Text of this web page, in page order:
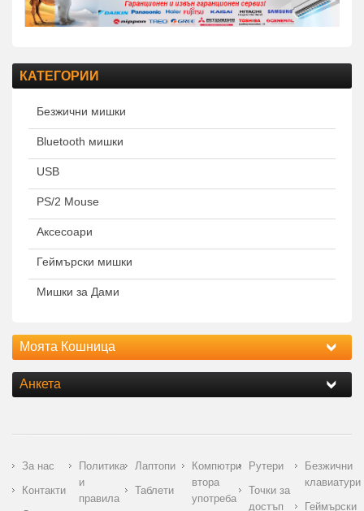
КАТЕГОРИИ
Безжични мишки
Bluetooth мишки
USB
PS/2 Mouse
Аксесоари
Геймърски мишки
Мишки за Дами
Моята Кошница
Анкета
За нас
Контакти
Политика
и
правила
Лаптопи
Таблети
Компютри
втора
употреба
Рутери
Точки за
достъп
Безжични
клавиатури
Геймърски